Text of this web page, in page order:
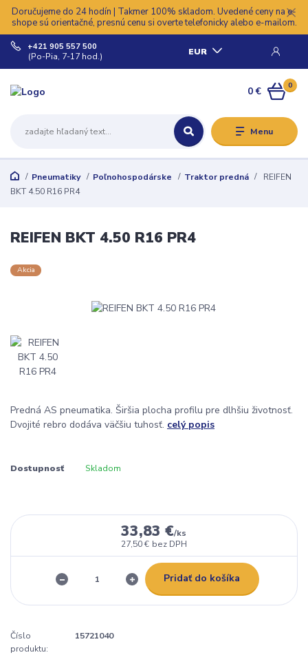
Doručujeme do 24 hodín | Takmer 100% skladom. Uvedené ceny na e-
shope sú orientačné, presnú cenu si overte telefonicky alebo e-mailom.
Menu
EUR
+421 905 557 500
(Po-Pia, 7-17 hod.)
0
0 €
Pneumatiky Poľnohospodárske Traktor predná
REIFEN
BKT 4.50 R16 PR4
REIFEN BKT 4.50 R16 PR4
Akcia
Predná AS pneumatika. Širšia plocha profilu pre dlhšiu životnosť.
Dvojité rebro dodáva väčšiu tuhosť. celý popis
Dostupnosť Skladom
33,83 €/ks
27,50 € bez DPH
Pridať do košíka
Číslo
produktu:
15721040